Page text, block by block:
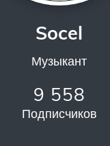
Socel
Музыкант
9 558
Подписчиков